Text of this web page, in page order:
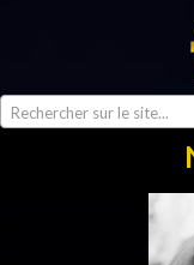
Rechercher sur le site...